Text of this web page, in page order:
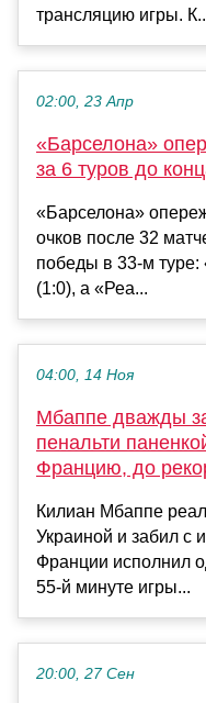
трансляцию игры.
02:00, 23 Апр
«Барселона»
за 6 туров до
«Барселона»
очков после 32
победы в 33-м
(1:0), а «Реа...
04:00, 14 Ноя
Мбаппе дважды
пенальти
Францию, до
Килиан Мбаппе
Украиной и забил с
Франции исполнил
55-й минуте игры...
20:00, 27 Сен